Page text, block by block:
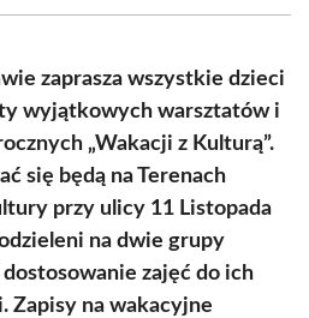
zaprasza wszystkie dzieci
wyjątkowych warsztatów i
„Wakacji z Kulturą”.
się będą na Terenach
przy ulicy 11 Listopada
na dwie grupy
zajęć do ich
Zapisy na wakacyjne